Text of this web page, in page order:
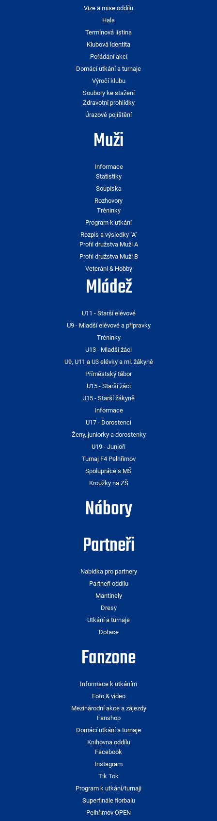
Vize a mise oddílu
Hala
Termínová listina
Klubová identita
Pořádání akcí
Domácí utkání a turnaje
Výročí klubu
Soubory ke stažení
Zdravotní prohlídky
Úrazové pojištění
Muži
Informace
Statistiky
Soupiska
Rozhovory
Tréninky
Program k utkání
Rozpis a výsledky "A"
Profil družstva Muži A
Profil družstva Muži B
Veteráni & Hobby
Mládež
U11 - Starší elévové
U9 - Mladší elévové a přípravky
Tréninky
U13 - Mladší žáci
U9, U11 a U3 elévky a ml. žákyně
Příměstský tábor
U15 - Starší žáci
U15 - Starší žákyně
Informace
U17 - Dorostenci
Ženy, juniorky a dorostenky
U19 - Junioři
Turnaj F4 Pelhřimov
Spolupráce s MŠ
Kroužky na ZŠ
Nábory
Partneři
Nabídka pro partnery
Partneři oddílu
Mantinely
Dresy
Utkání a turnaje
Dotace
Fanzone
Informace k utkáním
Foto & video
Mezinárodní akce a zájezdy
Fanshop
Domácí utkání a turnaje
Knihovna oddílu
Facebook
Instagram
Tik Tok
Program k utkání/turnaji
Superfinále florbalu
Pelhřimov OPEN